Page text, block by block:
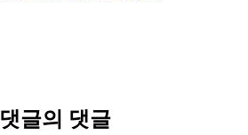
글의 댓글